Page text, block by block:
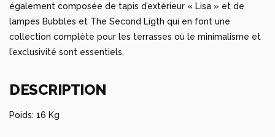
également composée de tapis d’extérieur « Lisa » et de
lampes Bubbles et The Second Ligth qui en font une
collection complète pour les terrasses où le minimalisme et
l’exclusivité sont essentiels.
DESCRIPTION
Poids: 16 Kg